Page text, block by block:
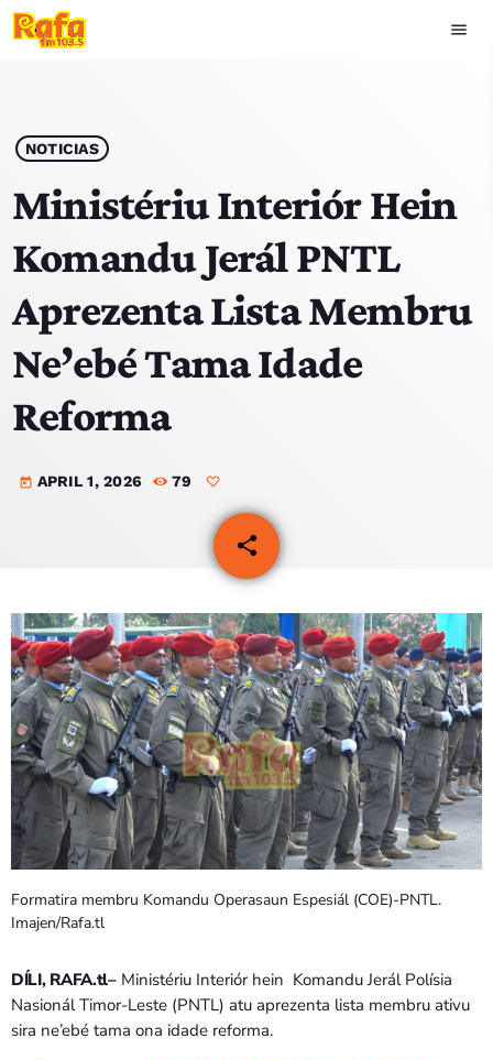
menu
play_arrow OUVIR RAFA
HOME
NOTISIA
EKIPA
TOP 15
PODCAST SIRA
EVENTU SIRA
KONTAKTU SIRA
TÉTUM keyboard_arrow_down
TÉTUM
PORTUGUÊS
PRÓXIMOS PROGRAMAS
7:00 AM - 10:00 AM
Bom dia RAFA
7:00 AM - 9:00 AM
NOTICIAS
Ministériu Interiór Hein
Komandu Jerál PNTL
Aprezenta Lista Membru
Ne’ebé Tama Idade
Reforma
today APRIL 1, 2026 79
share
email
Formatira membru Komandu Operasaun Espesiál (COE)-PNTL.
Imajen/Rafa.tl
DÍLI, RAFA.tl–Ministériu Interiór hein Komandu Jerál Polísia
Nasionál Timor-Leste (PNTL) atu aprezenta lista membru ativu
sira ne’ebé tama ona idade reforma.